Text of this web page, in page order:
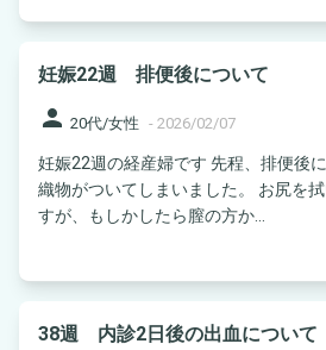
妊娠22週 排便後について
person 20代/女性 - 2026/02/07
妊娠22週の経産婦です 先程、排便後
織物がついてしまいました。 お尻を
すが、もしかしたら膣の方か...
38週 内診2日後の出血について